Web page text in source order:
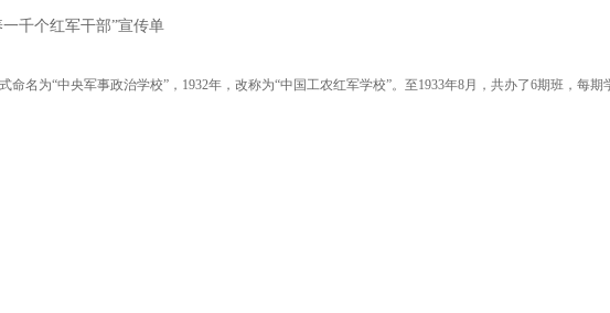
一千个红军干部”宣传单
命名为“中央军事政治学校”，1932年，改称为“中国工农红军学校”。至1933年8月，共办了6期班，每期